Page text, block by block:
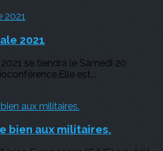
2021
se tiendra le Samedi 20
est...
bien aux militaires.